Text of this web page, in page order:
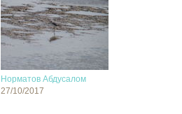
Норматов Абдусалом
27/10/2017